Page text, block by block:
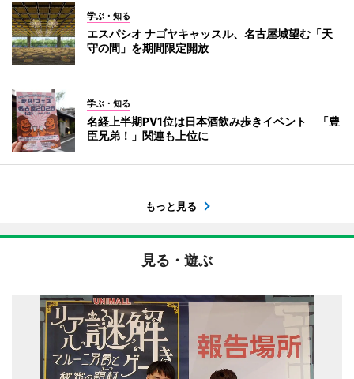
学ぶ・知る
エスパシオ ナゴヤキャッスル、名古屋城望む「天
守の間」を期間限定開放
学ぶ・知る
名経上半期PV1位は日本酒飲み歩きイベント 「豊
臣兄弟！」関連も上位に
もっと見る
見る・遊ぶ